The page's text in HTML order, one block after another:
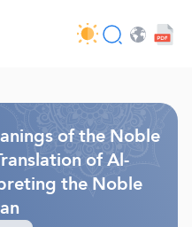
API
of the Noble
of Al-
the Noble